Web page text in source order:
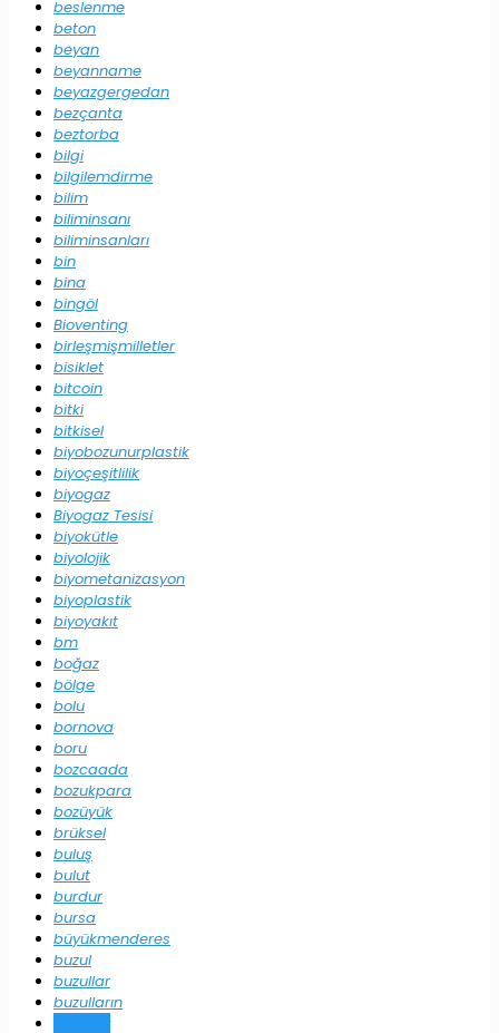
beslenme
beton
beyan
beyanname
beyazgergedan
bezçanta
beztorba
bilgi
bilgilemdirme
bilim
biliminsanı
biliminsanları
bin
bina
bingöl
Bioventing
birleşmişmilletler
bisiklet
bitcoin
bitki
bitkisel
biyobozunurplastik
biyoçeşitlilik
biyogaz
Biyogaz Tesisi
biyokütle
biyolojik
biyometanizasyon
biyoplastik
biyoyakıt
bm
boğaz
bölge
bolu
bornova
boru
bozcaada
bozukpara
bozüyük
brüksel
buluş
bulut
burdur
bursa
büyükmenderes
buzul
buzullar
buzulların